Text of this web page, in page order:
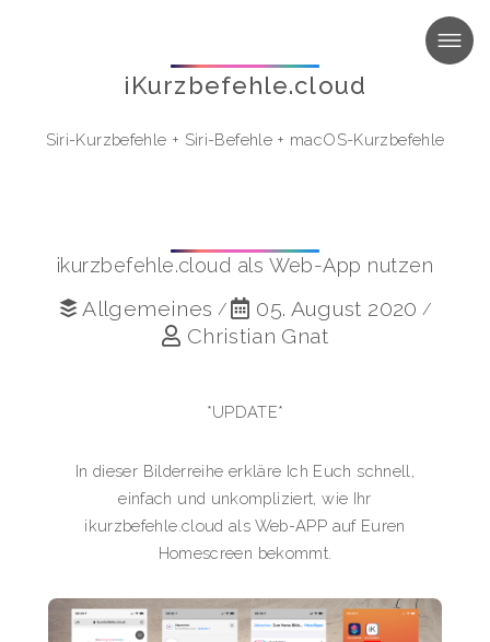
MENU
iKurzbefehle.cloud
Siri-Kurzbefehle + Siri-Befehle + macOS-Kurzbefehle
ikurzbefehle.cloud als Web-App nutzen
Allgemeines / 05. August 2020 /
Christian Gnat
*UPDATE*
In dieser Bilderreihe erkläre Ich Euch schnell,
einfach und unkompliziert, wie Ihr
ikurzbefehle.cloud als Web-APP auf Euren
Homescreen bekommt.